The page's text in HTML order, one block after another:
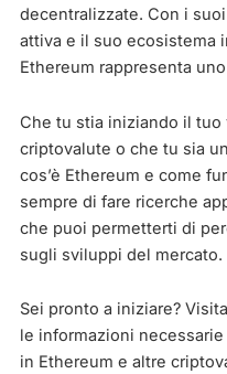
decentralizzate. Con i
attiva e il suo ecosistema
Ethereum rappresenta
Che tu stia iniziando il
criptovalute o che tu sia
cos’è Ethereum e come
sempre di fare ricerche
che puoi permetterti di
sugli sviluppi del mercato.
Sei pronto a iniziare?
le informazioni
in Ethereum e altre